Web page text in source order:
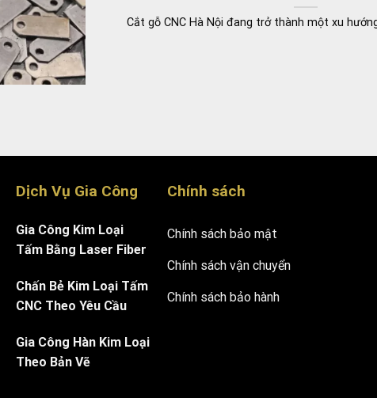
Cắt gỗ CNC Hà Nội đang trở thành một xu
Dịch Vụ Gia Công
Gia Công Kim Loại
Tấm Bằng Laser Fiber
Chấn Bẻ Kim Loại Tấm
CNC Theo Yêu Cầu
Gia Công Hàn Kim Loại
Theo Bản Vẽ
Chính sách
Chính sách bảo mật
Chính sách vận chuyển
Chính sách bảo hành